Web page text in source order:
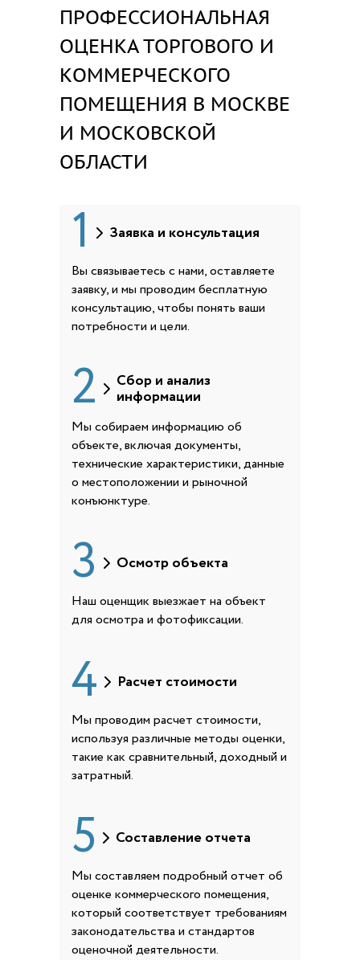
ПРОФЕССИОНАЛЬНАЯ
ОЦЕНКА ТОРГОВОГО И
КОММЕРЧЕСКОГО
ПОМЕЩЕНИЯ В МОСКВЕ
И МОСКОВСКОЙ
ОБЛАСТИ
1 Заявка и консультация
Вы связываетесь с нами, оставляете
заявку, и мы проводим бесплатную
консультацию, чтобы понять ваши
потребности и цели.
2 Сбор и анализ
информации
Мы собираем информацию об
объекте, включая документы,
технические характеристики, данные
о местоположении и рыночной
конъюнктуре.
3 Осмотр объекта
Наш оценщик выезжает на объект
для осмотра и фотофиксации.
4 Расчет стоимости
Мы проводим расчет стоимости,
используя различные методы оценки,
такие как сравнительный, доходный и
затратный.
5 Составление отчета
Мы составляем подробный отчет об
оценке коммерческого помещения,
который соответствует требованиям
законодательства и стандартов
оценочной деятельности.